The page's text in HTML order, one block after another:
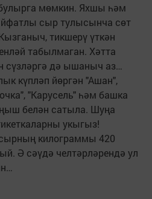
мөмкин. Яхшы һәм
сыр тулысынча сөт
тикшерү үткән
табылмаган. Хәтта
сүзләргә дә ышаныч аз…
күпләп йөргән "Ашан",
"Карусель" һәм башка
белән сатыла. Шуңа
укыгыз!
килограммы 420
Ә сәүдә челтәрләрендә ул